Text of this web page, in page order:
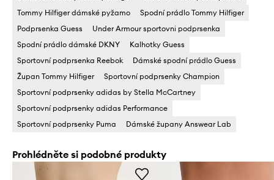
Tommy Hilfiger dámské pyžamo
Spodní prádlo Tommy Hilfiger
Podprsenka Guess
Under Armour sportovni podprsenka
Spodní prádlo dámské DKNY
Kalhotky Guess
Sportovní podprsenka Reebok
Dámské spodní prádlo Guess
Župan Tommy Hilfiger
Sportovní podprsenky Champion
Sportovní podprsenky adidas by Stella McCartney
Sportovní podprsenky adidas Performance
Sportovní podprsenky Puma
Dámské župany Answear Lab
Prohlédněte si podobné produkty